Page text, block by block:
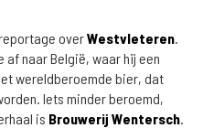
overWestvleteren
af naar België, waar hij een
wereldberoemde bier, dat
Iets minder beroemd,
is Brouwerij Wentersch